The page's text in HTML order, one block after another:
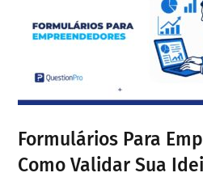
Formulários Para
Como Validar Sua